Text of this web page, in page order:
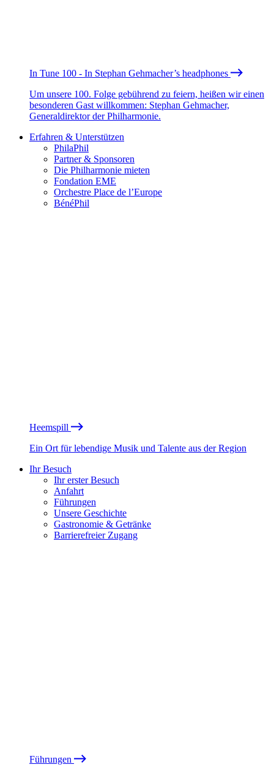
In Tune 100 - In Stephan Gehmacher’s headphones
Um unsere 100. Folge gebührend zu feiern, heißen wir einen
besonderen Gast willkommen: Stephan Gehmacher,
Generaldirektor der Philharmonie.
Erfahren & Unterstützen
PhilaPhil
Partner & Sponsoren
Die Philharmonie mieten
Fondation EME
Orchestre Place de l’Europe
BénéPhil
Heemspill
Ein Ort für lebendige Musik und Talente aus der Region
Ihr Besuch
Ihr erster Besuch
Anfahrt
Führungen
Unsere Geschichte
Gastronomie & Getränke
Barrierefreier Zugang
Führungen